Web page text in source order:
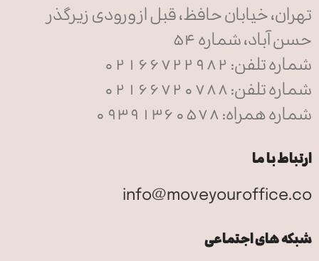
تهران، خیابان حافظ، قبل از ورودی زیرگذر
حسن آباد، شماره 54
شماره تلفن: 02166722982
شماره تلفن: 02166720788
شماره همراه: 09391360578
ارتباط با ما
info@moveyouroffice.co
شبکه های اجتماعی